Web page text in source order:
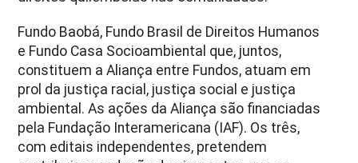
Fundo Baobá, Fundo Brasil de Direitos Humanos
e Fundo Casa Socioambiental que, juntos,
constituem a Aliança entre Fundos, atuam em
prol da justiça racial, justiça social e justiça
ambiental. As ações da Aliança são financiadas
pela Fundação Interamericana (IAF). Os três,
com editais independentes, pretendem